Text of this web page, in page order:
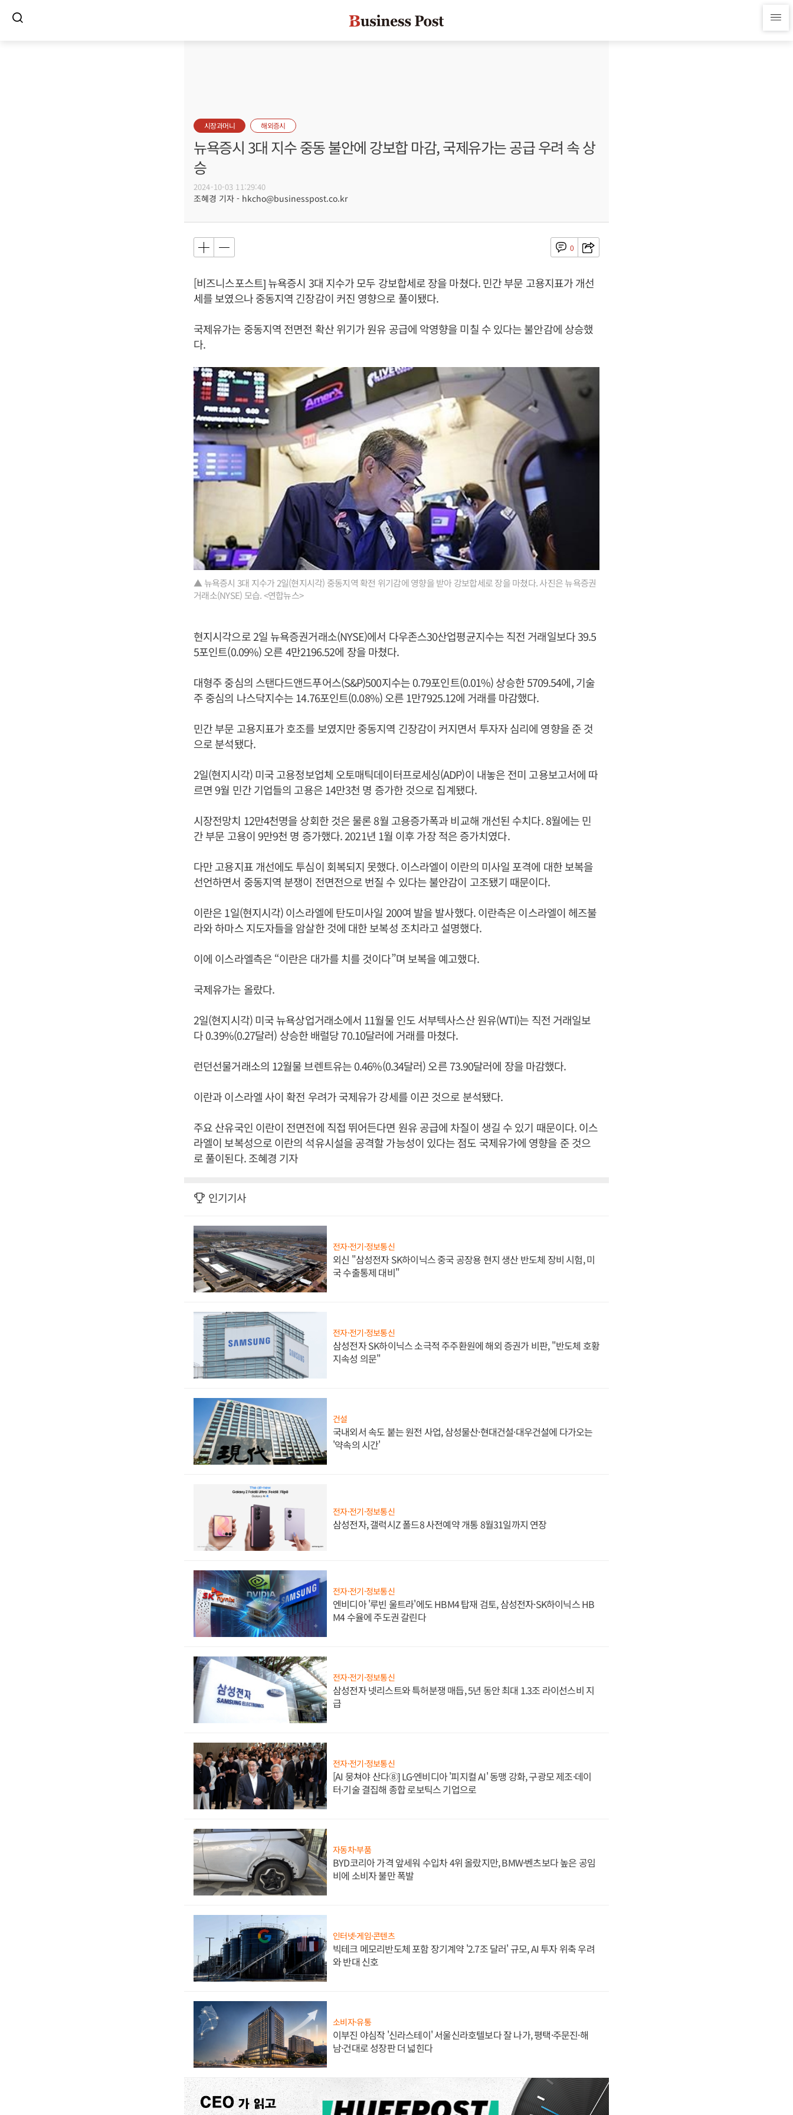
시장과머니 해외증시
뉴욕증시 3대 지수 중동 불안에 강보합 마감, 국제유가는 공급 우려 속 상
승
2024-10-03 11:29:40
조혜경 기자 - hkcho@businesspost.co.kr
0
[비즈니스포스트] 뉴욕증시 3대 지수가 모두 강보합세로 장을 마쳤다. 민간 부문 고용지표가 개선
세를 보였으나 중동지역 긴장감이 커진 영향으로 풀이됐다.
국제유가는 중동지역 전면전 확산 위기가 원유 공급에 악영향을 미칠 수 있다는 불안감에 상승했
다.
▲ 뉴욕증시 3대 지수가 2일(현지시각) 중동지역 확전 위기감에 영향을 받아 강보합세로 장을 마쳤다. 사진은 뉴욕증권
거래소(NYSE) 모습. <연합뉴스>
현지시각으로 2일 뉴욕증권거래소(NYSE)에서 다우존스30산업평균지수는 직전 거래일보다 39.5
5포인트(0.09%) 오른 4만2196.52에 장을 마쳤다.
대형주 중심의 스탠다드앤드푸어스(S&P)500지수는 0.79포인트(0.01%) 상승한 5709.54에, 기술
주 중심의 나스닥지수는 14.76포인트(0.08%) 오른 1만7925.12에 거래를 마감했다.
민간 부문 고용지표가 호조를 보였지만 중동지역 긴장감이 커지면서 투자자 심리에 영향을 준 것
으로 분석됐다.
2일(현지시각) 미국 고용정보업체 오토매틱데이터프로세싱(ADP)이 내놓은 전미 고용보고서에 따
르면 9월 민간 기업들의 고용은 14만3천 명 증가한 것으로 집계됐다.
시장전망치 12만4천명을 상회한 것은 물론 8월 고용증가폭과 비교해 개선된 수치다. 8월에는 민
간 부문 고용이 9만9천 명 증가했다. 2021년 1월 이후 가장 적은 증가치였다.
다만 고용지표 개선에도 투심이 회복되지 못했다. 이스라엘이 이란의 미사일 포격에 대한 보복을
선언하면서 중동지역 분쟁이 전면전으로 번질 수 있다는 불안감이 고조됐기 때문이다.
이란은 1일(현지시각) 이스라엘에 탄도미사일 200여 발을 발사했다. 이란측은 이스라엘이 헤즈불
라와 하마스 지도자들을 암살한 것에 대한 보복성 조치라고 설명했다.
이에 이스라엘측은 “이란은 대가를 치를 것이다”며 보복을 예고했다.
국제유가는 올랐다.
2일(현지시각) 미국 뉴욕상업거래소에서 11월물 인도 서부텍사스산 원유(WTI)는 직전 거래일보
다 0.39%(0.27달러) 상승한 배럴당 70.10달러에 거래를 마쳤다.
런던선물거래소의 12월물 브렌트유는 0.46%(0.34달러) 오른 73.90달러에 장을 마감했다.
이란과 이스라엘 사이 확전 우려가 국제유가 강세를 이끈 것으로 분석됐다.
주요 산유국인 이란이 전면전에 직접 뛰어든다면 원유 공급에 차질이 생길 수 있기 때문이다. 이스
라엘이 보복성으로 이란의 석유시설을 공격할 가능성이 있다는 점도 국제유가에 영향을 준 것으
로 풀이된다. 조혜경 기자
인기기사
전자·전기·정보통신
외신 "삼성전자 SK하이닉스 중국 공장용 현지 생산 반도체 장비 시험, 미
국 수출통제 대비"
전자·전기·정보통신
삼성전자 SK하이닉스 소극적 주주환원에 해외 증권가 비판, "반도체 호황
지속성 의문"
건설
국내외서 속도 붙는 원전 사업, 삼성물산·현대건설·대우건설에 다가오는
'약속의 시간'
전자·전기·정보통신
삼성전자, 갤럭시Z 폴드8 사전예약 개통 8월31일까지 연장
전자·전기·정보통신
엔비디아 '루빈 울트라'에도 HBM4 탑재 검토, 삼성전자·SK하이닉스 HB
M4 수율에 주도권 갈린다
전자·전기·정보통신
삼성전자 넷리스트와 특허분쟁 매듭, 5년 동안 최대 1.3조 라이선스비 지
급
전자·전기·정보통신
[AI 뭉쳐야 산다⑧] LG·엔비디아 '피지컬 AI' 동맹 강화, 구광모 제조·데이
터·기술 결집해 종합 로보틱스 기업으로
자동차·부품
BYD코리아 가격 앞세워 수입차 4위 올랐지만, BMW·벤츠보다 높은 공임
비에 소비자 불만 폭발
인터넷·게임·콘텐츠
빅테크 메모리반도체 포함 장기계약 '2.7조 달러' 규모, AI 투자 위축 우려
와 반대 신호
소비자·유통
이부진 야심작 '신라스테이' 서울신라호텔보다 잘 나가, 평택·주문진·해
남·건대로 성장판 더 넓힌다